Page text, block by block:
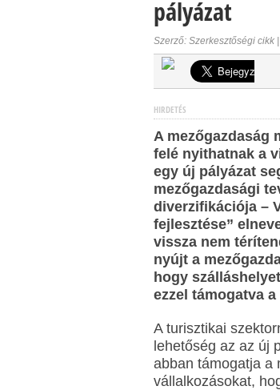
pályázat
Szerző: Szerkesztőségi cikk
HIRDETÉS
A mezőgazdaság
felé nyithatnak a
egy új pályázat
mezőgazdasági
diverzifikációja –
fejlesztése”
vissza nem
nyújt a
hogy
ezzel támogatva
A turisztikai
lehetőség az az új
abban támogatja a
vállalkozásokat,